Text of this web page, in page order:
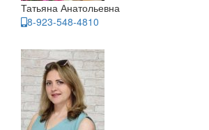
Татьяна Анатольевна
8-923-548-4810